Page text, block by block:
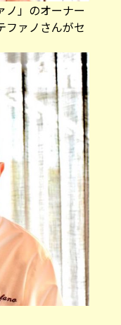
ノ」のオーナー
ァノさんがセ